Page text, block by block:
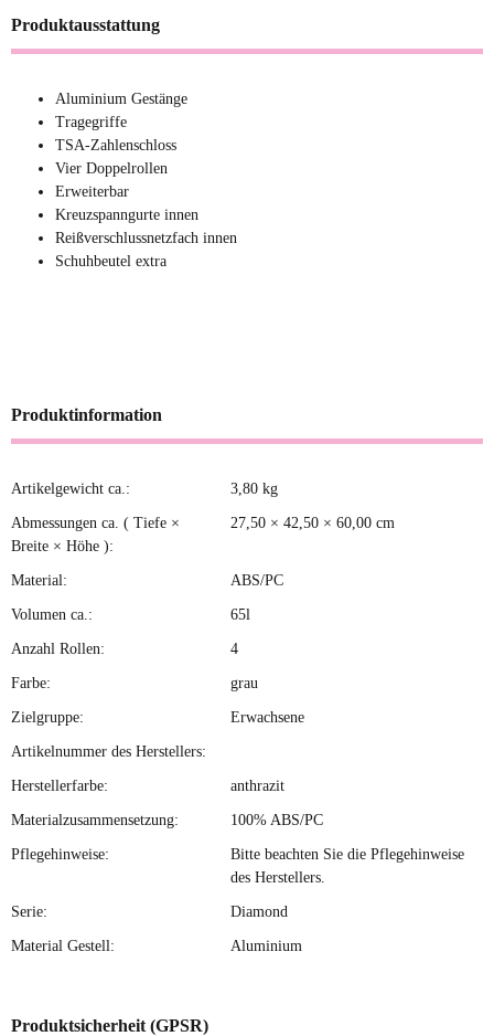
Produktausstattung
Aluminium Gestänge
Tragegriffe
TSA-Zahlenschloss
Vier Doppelrollen
Erweiterbar
Kreuzspanngurte innen
Reißverschlussnetzfach innen
Schuhbeutel extra
Produktinformation
Produkteigenschaft
Wert
Artikelgewicht ca.: 3,80 kg
Abmessungen ca. ( Tiefe ×
Breite × Höhe ):
27,50 × 42,50 × 60,00 cm
Material: ABS/PC
Volumen ca.: 65l
Anzahl Rollen: 4
Farbe: grau
Zielgruppe: Erwachsene
Artikelnummer des Herstellers:
Herstellerfarbe: anthrazit
Materialzusammensetzung: 100% ABS/PC
Pflegehinweise:
Bitte beachten Sie die Pflegehinweise
des Herstellers.
Serie: Diamond
Material Gestell: Aluminium
Produktsicherheit (GPSR)